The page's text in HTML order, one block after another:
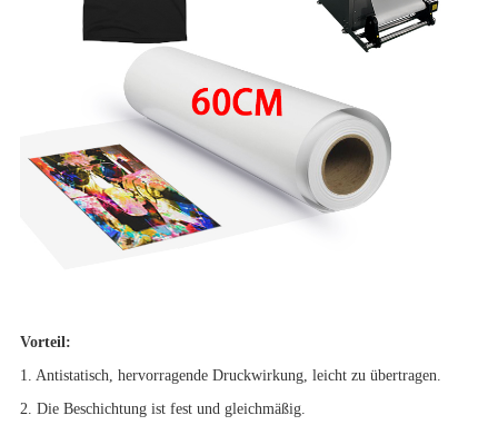
Vorteil:
1. Antistatisch, hervorragende Druckwirkung, leicht zu übertragen.
2. Die Beschichtung ist fest und gleichmäßig.